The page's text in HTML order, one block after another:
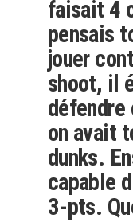
faisait 4
pensais
jouer
shoot, il
défendre
on avait
dunks.
capable
3-pts.